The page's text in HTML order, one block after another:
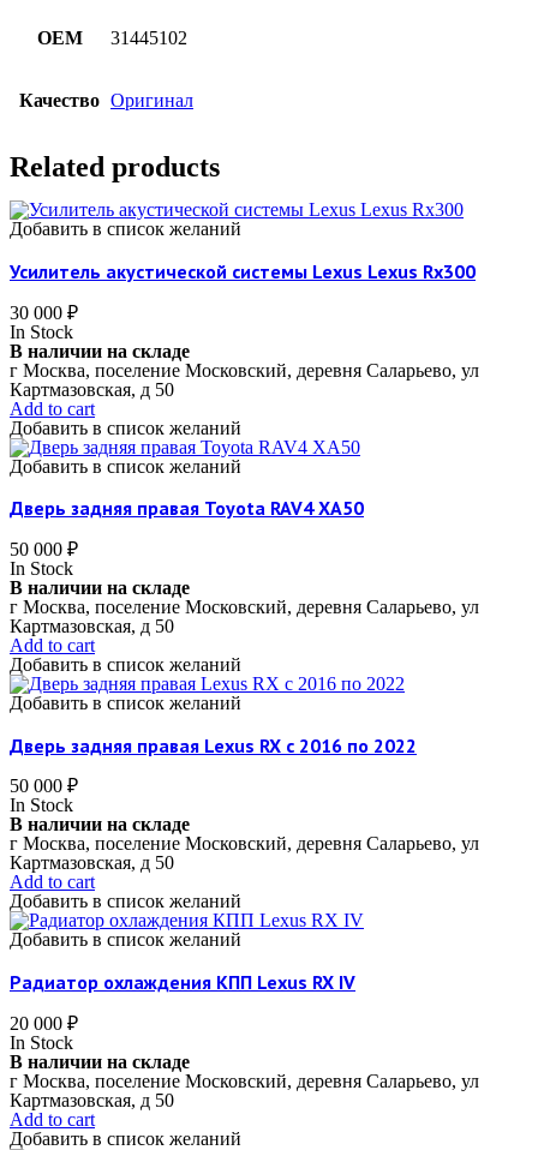
OEM 31445102
Качество Оригинал
Related products
Добавить в список желаний
Усилитель акустической системы Lexus Lexus Rx300
30 000 ₽
In Stock
В наличии на складе
г Москва, поселение Московский, деревня Саларьево, ул
Картмазовская, д 50
Add to cart
Добавить в список желаний
Добавить в список желаний
Дверь задняя правая Toyota RAV4 XA50
50 000 ₽
In Stock
В наличии на складе
г Москва, поселение Московский, деревня Саларьево, ул
Картмазовская, д 50
Add to cart
Добавить в список желаний
Добавить в список желаний
Дверь задняя правая Lexus RX c 2016 по 2022
50 000 ₽
In Stock
В наличии на складе
г Москва, поселение Московский, деревня Саларьево, ул
Картмазовская, д 50
Add to cart
Добавить в список желаний
Добавить в список желаний
Радиатор охлаждения КПП Lexus RX IV
20 000 ₽
In Stock
В наличии на складе
г Москва, поселение Московский, деревня Саларьево, ул
Картмазовская, д 50
Add to cart
Добавить в список желаний